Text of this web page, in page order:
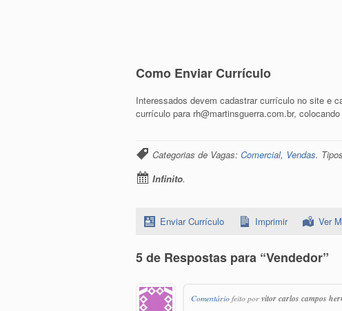
Como Enviar Currículo
Interessados devem cadastrar currículo no site e
currículo para rh@martinsguerra.com.br, colocando
Categorias de Vagas: Comercial, Vendas.
Infinito.
Enviar Currículo Imprimir Ver
5 de Respostas para “Vendedor”
Comentáriofeito porvitor carlos campos